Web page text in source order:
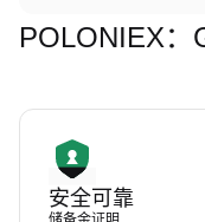
POLONIEX：
安全可靠